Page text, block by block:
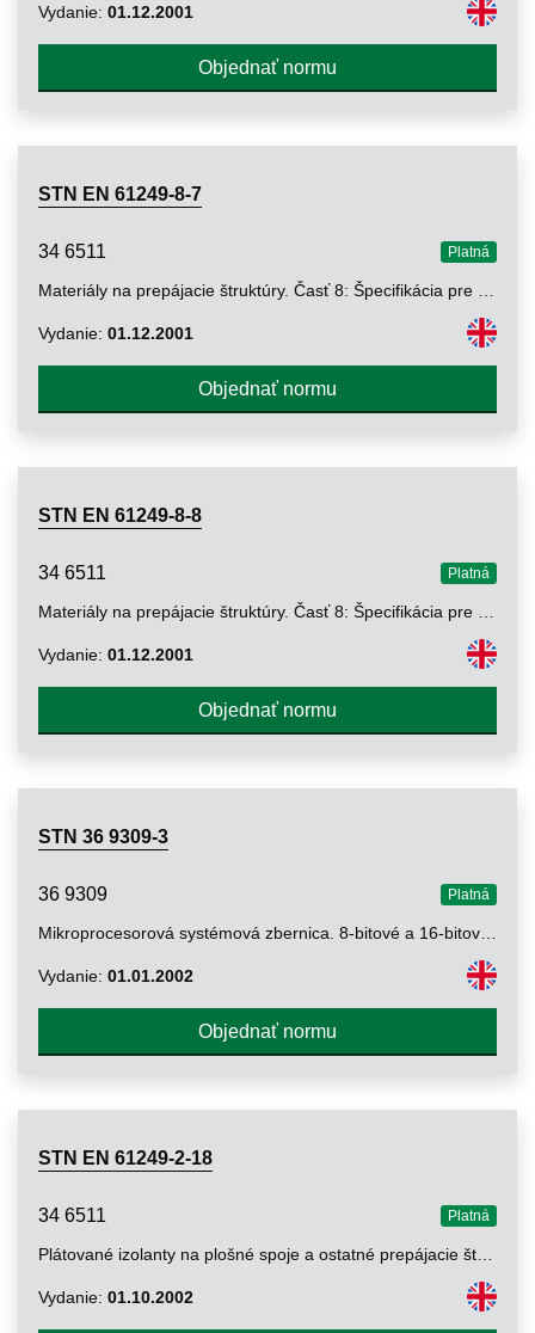
Vydanie: 01.12.2001
Objednať normu
STN EN 61249-8-7
34 6511 Platná
Vydanie: 01.12.2001
Objednať normu
STN EN 61249-8-8
34 6511 Platná
Vydanie: 01.12.2001
Objednať normu
STN 36 9309-3
36 9309 Platná
Vydanie: 01.01.2002
Objednať normu
STN EN 61249-2-18
34 6511 Platná
Vydanie: 01.10.2002